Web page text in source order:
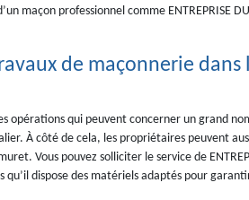
maçon professionnel comme ENTREPRISE
de maçonnerie dans
opérations qui peuvent concerner un grand
À côté de cela, les propriétaires peuvent
Vous pouvez solliciter le service de
qu’il dispose des matériels adaptés pour